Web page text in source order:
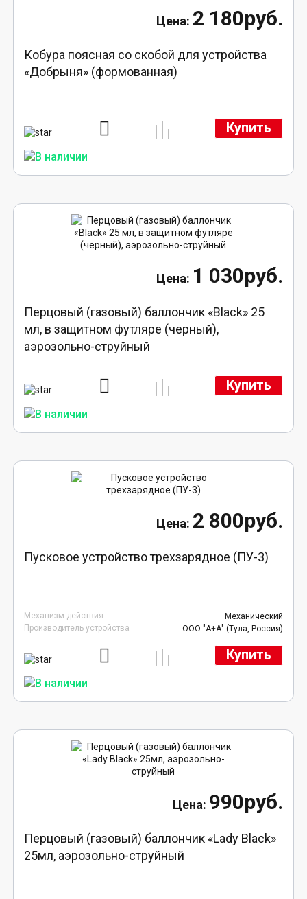
2 180руб.
Кобура поясная со скобой для устройства
«Добрыня» (формованная)
Купить
1 030руб.
Перцовый (газовый) баллончик «Black» 25
мл, в защитном футляре (черный),
аэрозольно-струйный
Купить
2 800руб.
Пусковое устройство трехзарядное (ПУ-3)
Механизм действия
Механический
Производитель устройства
ООО "А+А" (Тула, Россия)
Купить
990руб.
Перцовый (газовый) баллончик «Lady Black»
25мл, аэрозольно-струйный